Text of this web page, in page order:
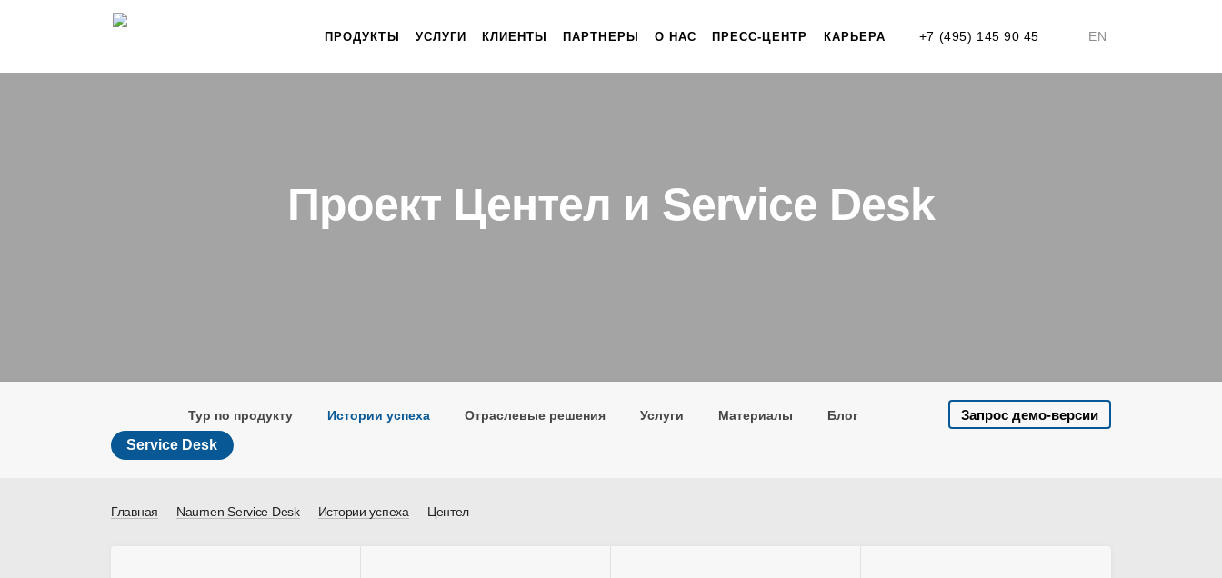
+7 (495) 145 90 45 EN
ПРОДУКТЫ УСЛУГИ КЛИЕНТЫ ПАРТНЕРЫ О НАС ПРЕСС-ЦЕНТР КАРЬЕРА
Проект Центел и Service Desk
Тур по продукту Истории успеха Отраслевые решения Услуги Материалы Блог
Запрос демо-версии
Service Desk
Главная Naumen Service Desk Истории успеха Центел